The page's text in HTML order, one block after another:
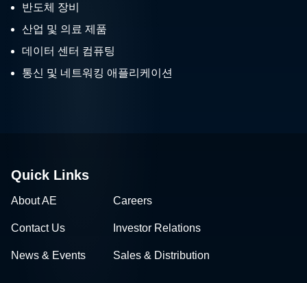
반도체 장비
산업 및 의료 제품
데이터 센터 컴퓨팅
통신 및 네트워킹 애플리케이션
Quick Links
About AE Careers
Contact Us Investor Relations
News & Events Sales & Distribution